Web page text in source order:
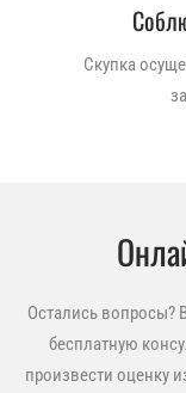
Скупка
Остались вопросы?
бесплатную
произвести оценку